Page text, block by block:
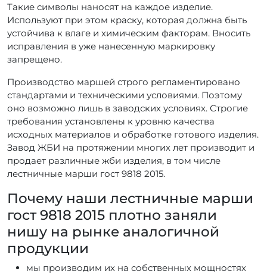
Такие символы наносят на каждое изделие.
Используют при этом краску, которая должна быть
устойчива к влаге и химическим факторам. Вносить
исправления в уже нанесенную маркировку
запрещено.
Производство маршей строго регламентировано
стандартами и техническими условиями. Поэтому
оно возможно лишь в заводских условиях. Строгие
требования установлены к уровню качества
исходных материалов и обработке готового изделия.
Завод ЖБИ на протяжении многих лет производит и
продает различные жби изделия, в том числе
лестничные марши гост 9818 2015.
Почему наши лестничные марши
гост 9818 2015 плотно заняли
нишу на рынке аналогичной
продукции
мы производим их на собственных мощностях